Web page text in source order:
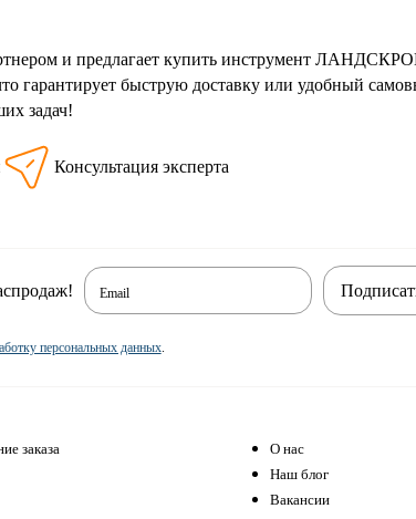
и предлагает купить инструмент
гарантирует быструю доставку или удобный
задач!
Консультация эксперта
Email
персональных данных.
заказа
О нас
Наш блог
Вакансии